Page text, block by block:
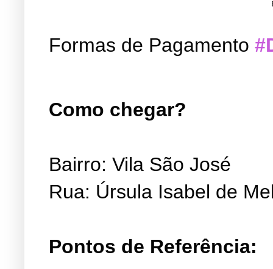
Formas de Pagamento
Como chegar?
Bairro: Vila São José
Rua: Úrsula Isabel de
Pontos de Referência: